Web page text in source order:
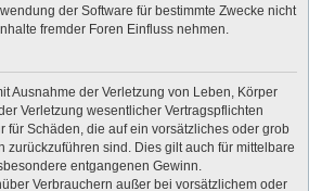
der Software für bestimmte Zwecke nicht
fremder Foren Einfluss nehmen.
Ausnahme der Verletzung von Leben, Körper
Verletzung wesentlicher Vertragspflichten
für Schäden, die auf ein vorsätzliches oder grob
zurückzuführen sind. Dies gilt auch für mittelbare
entgangenen Gewinn.
Verbrauchern außer bei vorsätzlichem oder